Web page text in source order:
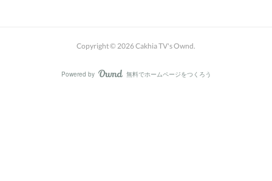
Copyright © 2026Cakhia TV's Ownd.
Powered by AmebaOwnd
無料でホームページをつくろう